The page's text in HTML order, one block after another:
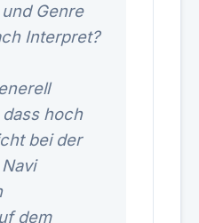
Genre
Interpret?
hoch
bei der
dem